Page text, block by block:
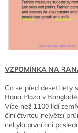
VZPOMÍNKA NA
Co se před deseti lety
Rana Plaza v
Více než 1100 lidí
činí čtvrtou největší
nebyla první ani